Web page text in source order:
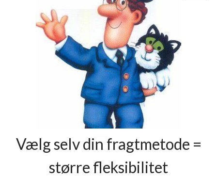
Vælg selv din fragtmetode =
større fleksibilitet